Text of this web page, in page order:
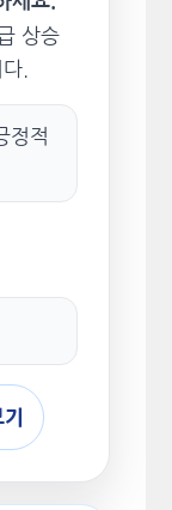
상승
.
정적